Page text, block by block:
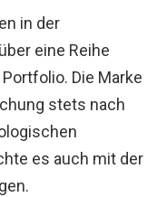
in der
eine Reihe
Die Marke
stets nach
es auch mit der